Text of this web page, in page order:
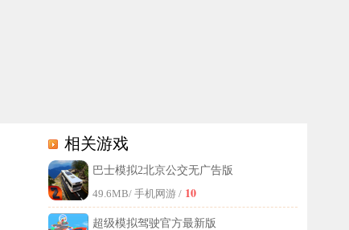
相关游戏
巴士模拟2北京公交无广告版
49.6MB/ 手机网游 / 10
超级模拟驾驶官方最新版